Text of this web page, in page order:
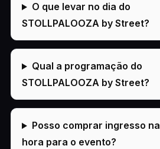
O que levar no dia do
STOLLPALOOZA by Street?
Qual a programação do
STOLLPALOOZA by Street?
Posso comprar ingresso na
hora para o evento?